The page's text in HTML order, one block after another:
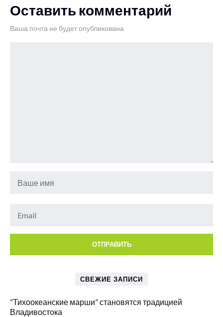
Оставить комментарий
Ваша почта не будет опубликована
СВЕЖИЕ ЗАПИСИ
“Тихоокеанские марши” становятся традицией
Владивостока